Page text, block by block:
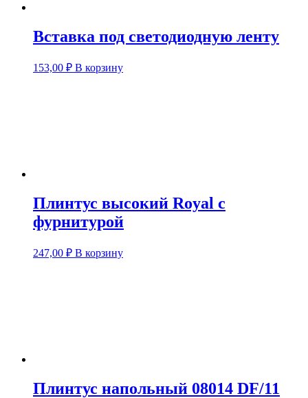
Вставка под светодиодную ленту
153,00 ₽ В корзину
Плинтус высокий Royal с
фурнитурой
247,00 ₽ В корзину
Плинтус напольный 08014 DF/11